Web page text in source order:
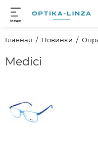
Меню
Главная Новинки
Medici